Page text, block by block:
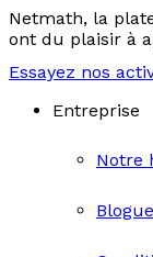
Netmath, la
ont du plaisir à
Essayez nos
Entreprise
Notre
Blogue